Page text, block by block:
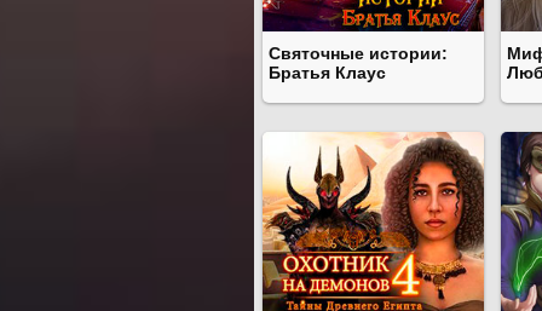
Святочные истории:
Братья Клаус